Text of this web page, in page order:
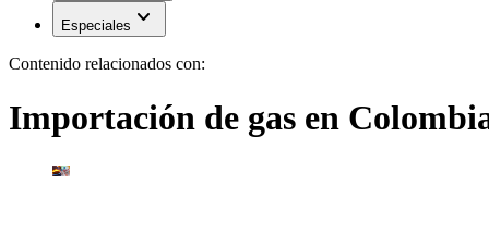
Especiales expand_more
Contenido relacionados con:
Importación de gas en